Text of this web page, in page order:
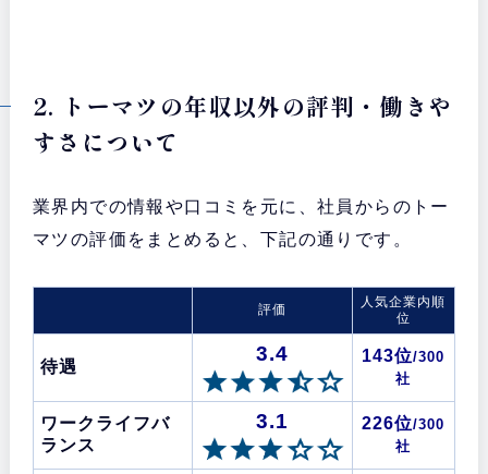
2. トーマツの年収以外の評判・働きや
すさについて
業界内での情報や口コミを元に、社員からのトー
マツの評価をまとめると、下記の通りです。
評価
人気企業内順
位
待遇
3.4 143位/300
社
ワークライフバ
ランス
3.1 226位/300
社